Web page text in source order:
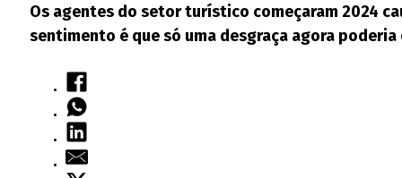
Os agentes do setor turístico começaram 2024
sentimento é que só uma desgraça agora